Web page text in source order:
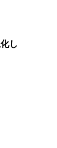
し